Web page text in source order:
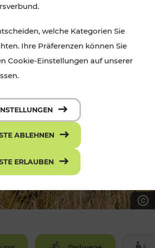
welche Kategorien Sie
Ihre Präferenzen können Sie
Cookie-Einstellungen auf unserer
ABLEHNEN
ERLAUBEN